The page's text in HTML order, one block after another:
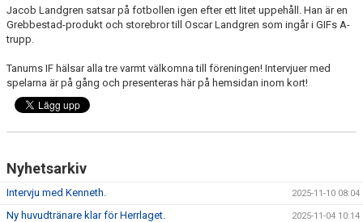
Jacob Landgren satsar på fotbollen igen efter ett litet uppehåll. Han är en
Grebbestad-produkt och storebror till Oscar Landgren som ingår i GIFs A-
trupp.
Tanums IF hälsar alla tre varmt välkomna till föreningen! Intervjuer med
spelarna är på gång och presenteras här på hemsidan inom kort!
Nyhetsarkiv
Intervju med Kenneth. 2025-11-10 08:04
Ny huvudtränare klar för Herrlaget. 2025-11-04 10:14